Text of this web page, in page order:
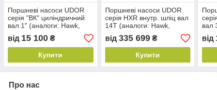
Поршневі насоси UDOR
серія "ВК" циліндричний
вал 1" (аналоги: Hawk,
Interpump, Annovi
Reverberi)
від 15 100 ₴
Купити
Поршневі насоси UDOR
серія HXR внутр. шліц вал
14T (аналоги: Hawk,
Interpump, Annovi
Reverberi)
від 335 699₴
Купити
вал
від
Про нас